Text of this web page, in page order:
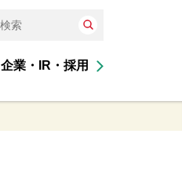
企業・IR・採用